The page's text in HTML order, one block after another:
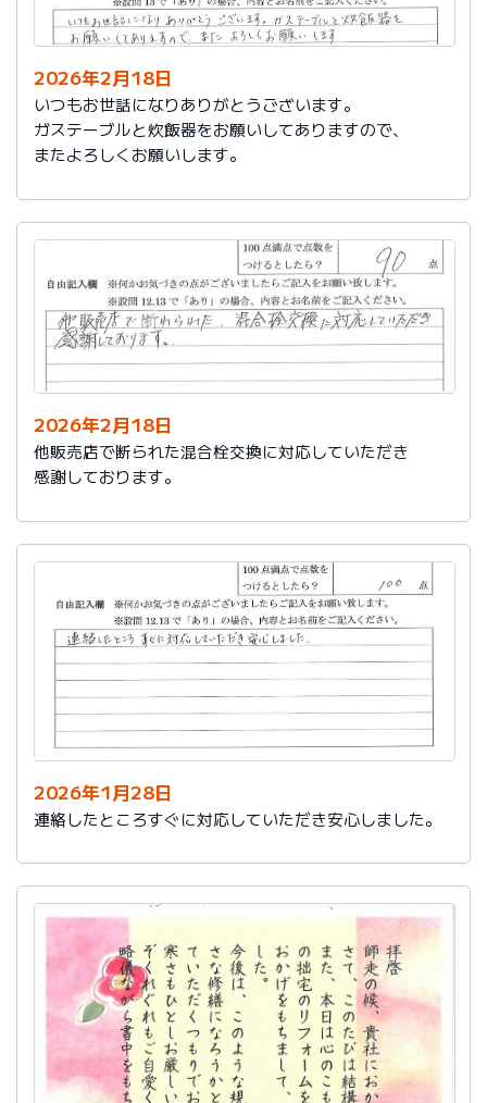
2026年2月18日
いつもお世話になりありがとうございます。
ガステーブルと炊飯器をお願いしてありますので、
またよろしくお願いします。
2026年2月18日
他販売店で断られた混合栓交換に対応していただき
感謝しております。
2026年1月28日
連絡したところすぐに対応していただき安心しました。